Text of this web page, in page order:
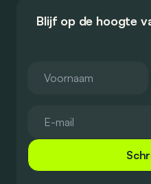
Blijf op de hoogte